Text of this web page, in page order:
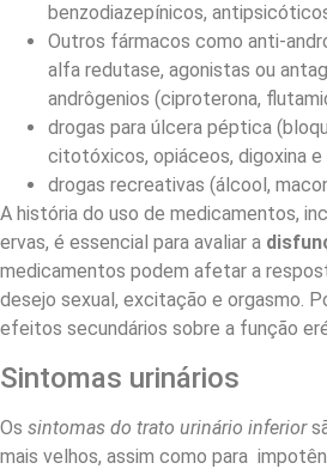
benzodiazepínicos,
Outros fármacos como anti-
alfa redutase, agonistas ou
andrôgenios (ciproterona,
drogas para úlcera péptica
citotóxicos, opiáceos, digoxina e
drogas recreativas (álcool,
A história do uso de medicamentos,
ervas, é essencial para avaliar a
medicamentos podem afetar a
desejo sexual, excitação e orgasmo.
efeitos secundários sobre a função
Sintomas urinários
Os sintomas do trato urinário inferior
mais velhos, assim como para